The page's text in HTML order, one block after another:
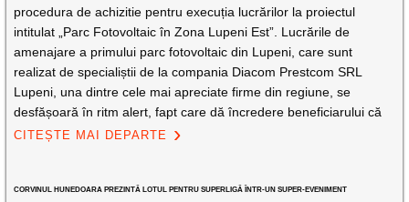
procedura de achizitie pentru execuția lucrărilor la proiectul
intitulat „Parc Fotovoltaic în Zona Lupeni Est”. Lucrările de
amenajare a primului parc fotovoltaic din Lupeni, care sunt
realizat de specialiștii de la compania Diacom Prestcom SRL
Lupeni, una dintre cele mai apreciate firme din regiune, se
desfășoară în ritm alert, fapt care dă încredere beneficiarului că
CITEȘTE MAI DEPARTE
CORVINUL HUNEDOARA PREZINTĂ LOTUL PENTRU SUPERLIGĂ ÎNTR-UN SUPER-EVENIMENT